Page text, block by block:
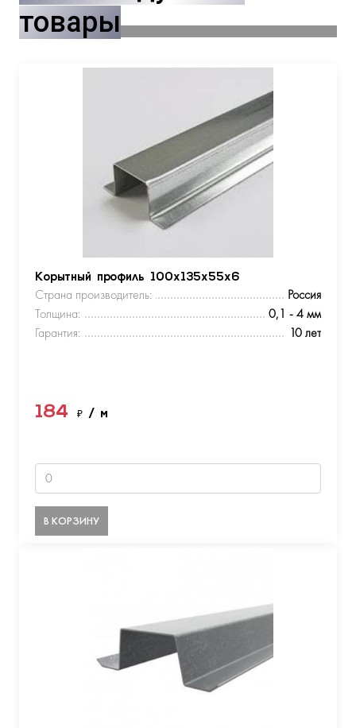
товары
Корытный профиль 100х135х55х6
Страна производитель:
Россия
Толщина:
0,1 - 4 мм
Гарантия:
10 лет
184 ₽ / м
В КОРЗИНУ